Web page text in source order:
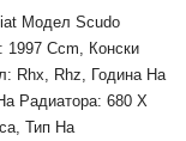
Модел Scudo
1997 Ccm, Конски
Rhx, Rhz, Година На
Радиатора: 680 X
Тип На